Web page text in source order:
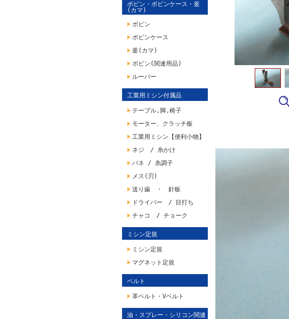
ボビン・ボビンケース・釜
(カマ)
ボビン
ボビンケース
釜(カマ)
ボビン(関連用品)
ルーパー
工業用ミシン付属品
テーブル,脚,椅子
モーター、クラッチ板
工業用ミシン【便利小物】
ネジ / 糸かけ
バネ / 糸調子
メス(刃)
送り歯 ・ 針板
ドライバー / 目打ち
チャコ / チョーク
ミシン定規
ミシン定規
マグネット定規
ベルト
革ベルト・Vベルト
油・スプレー・シリコン関連